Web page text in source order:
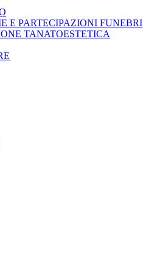
E PARTECIPAZIONI FUNEBRI
TANATOESTETICA